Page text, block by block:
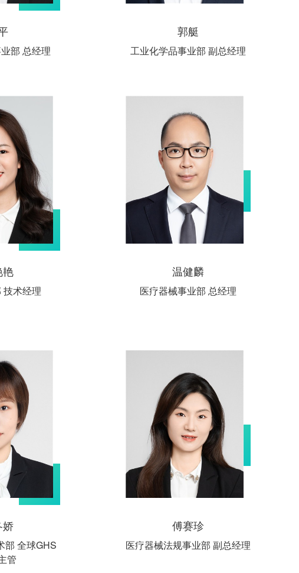
部 总经理
郭艇
工业化学品事业部 副总经理
艳
技术经理
温健麟
医疗器械事业部 总经理
娇
部 全球GHS
管
傅赛珍
医疗器械法规事业部 副总经理